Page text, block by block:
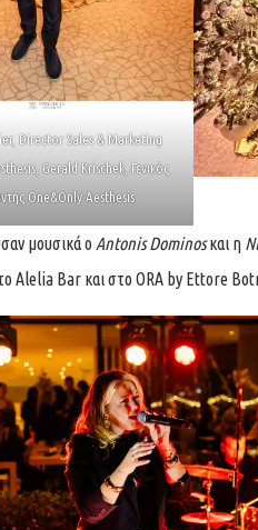
Director Sales & Marketing
Gerald Krischek, Γενικός
One&Only Aesthesis
μουσικά ο Antonis Dominosκαι η
Alelia Bar και στο ORA by Ettore